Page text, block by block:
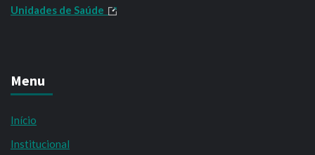
Unidades de Saúde
Menu
Início
Institucional